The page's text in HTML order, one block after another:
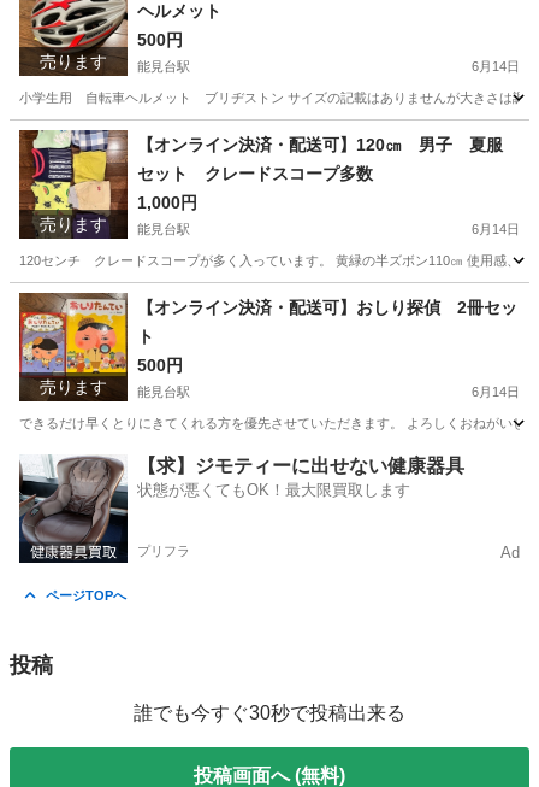
売ります
ヘルメット
500円
能見台駅 6月14日
小学生用 自転車ヘルメット ブリヂストン サイズの記載はありませんが大きさは調
神奈川 横浜市 能見台駅 キッズ用品 ヘルメット
売ります
【オンライン決済・配送可】120㎝ 男子 夏服
セット クレードスコープ多数
1,000円
能見台駅 6月14日
120センチ クレードスコープが多く入っています。 黄緑の半ズボン110㎝ 使用感、
神奈川 横浜市 能見台駅 キッズ用品
売ります
【オンライン決済・配送可】おしり探偵 2冊セッ
ト
500円
能見台駅 6月14日
できるだけ早くとりにきてくれる方を優先させていただきます。 よろしくおねがいし
神奈川 横浜市 能見台駅 パズル セット
【求】ジモティーに出せない健康器具
状態が悪くてもOK！最大限買取します
プリフラ Ad
ページTOPへ
投稿
誰でも今すぐ30秒で投稿出来る
投稿画面へ (無料)